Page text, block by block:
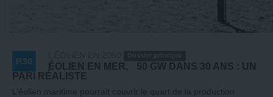
P.30
ÉOLIEN EN MER, 50 GW DANS 30 ANS : UN
PARI RÉALISTE
L’éolien maritime pourrait couvrir le quart de la production